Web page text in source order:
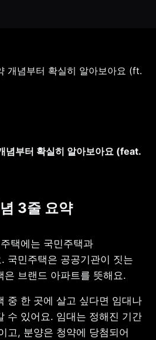
념부터 확실히 알아보아요 (feat.
3줄 요약
택에는 국민주택과
국민주택은 공공기관이 짓는
은 브랜드 아파트를 뜻해요.
중 한 곳에 살고 싶다면 임대나
수 있어요. 임대는 정해진 기간
고, 분양은 청약에 당첨되어